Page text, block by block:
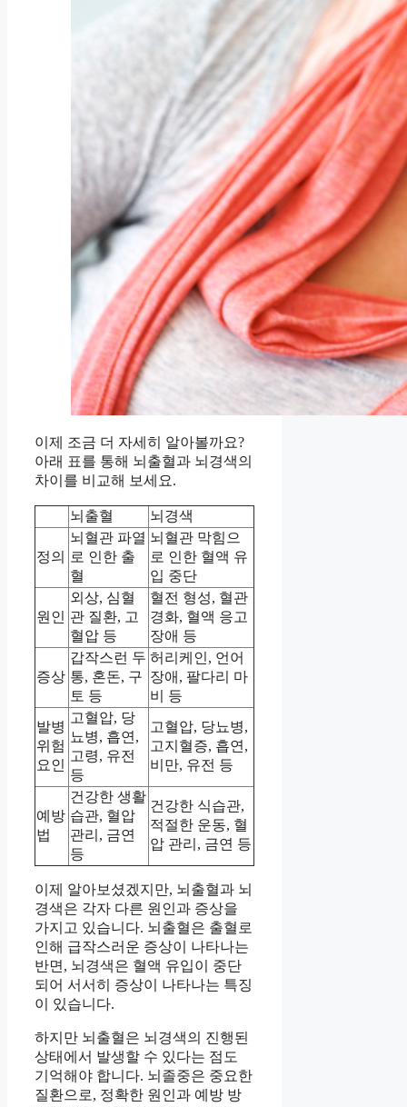
이제 조금 더 자세히 알아볼까요?
아래 표를 통해 뇌출혈과 뇌경색의
차이를 비교해 보세요.
뇌출혈 뇌경색
정의
뇌혈관 파열
로 인한 출
혈
뇌혈관 막힘으
로 인한 혈액 유
입 중단
원인
외상, 심혈
관 질환, 고
혈압 등
혈전 형성, 혈관
경화, 혈액 응고
장애 등
증상
갑작스런 두
통, 혼돈, 구
토 등
허리케인, 언어
장애, 팔다리 마
비 등
발병
위험
요인
고혈압, 당
뇨병, 흡연,
고령, 유전
등
고혈압, 당뇨병,
고지혈증, 흡연,
비만, 유전 등
예방
법
건강한 생활
습관, 혈압
관리, 금연
등
건강한 식습관,
적절한 운동, 혈
압 관리, 금연 등
이제 알아보셨겠지만, 뇌출혈과 뇌
경색은 각자 다른 원인과 증상을
가지고 있습니다. 뇌출혈은 출혈로
인해 급작스러운 증상이 나타나는
반면, 뇌경색은 혈액 유입이 중단
되어 서서히 증상이 나타나는 특징
이 있습니다.
하지만 뇌출혈은 뇌경색의 진행된
상태에서 발생할 수 있다는 점도
기억해야 합니다. 뇌졸중은 중요한
질환으로, 정확한 원인과 예방 방